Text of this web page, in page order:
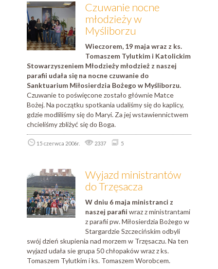
Czuwanie nocne
młodzieży w
Myśliborzu
Wieczorem, 19 maja wraz z ks.
Tomaszem Tylutkim i Katolickim
Stowarzyszeniem Młodzieży młodzież z naszej
parafii udała się na nocne czuwanie do
Sanktuarium Miłosierdzia Bożego w Myśliborzu.
Czuwanie to poświęcone zostało głównie Matce
Bożej. Na początku spotkania udaliśmy się do kaplicy,
gdzie modliliśmy się do Maryi. Za jej wstawiennictwem
chcieliśmy zbliżyć się do Boga.
15 czerwca 2006r. 2337 5
Wyjazd ministrantów
do Trzęsacza
W dniu 6 maja ministranci z
naszej parafii wraz z ministrantami
z parafii pw. Miłosierdzia Bożego w
Stargardzie Szczecińskim odbyli
swój dzień skupienia nad morzem w Trzęsaczu. Na ten
wyjazd udała sie grupa 50 chłopaków wraz z ks.
Tomaszem Tylutkim i ks. Tomaszem Worobcem.